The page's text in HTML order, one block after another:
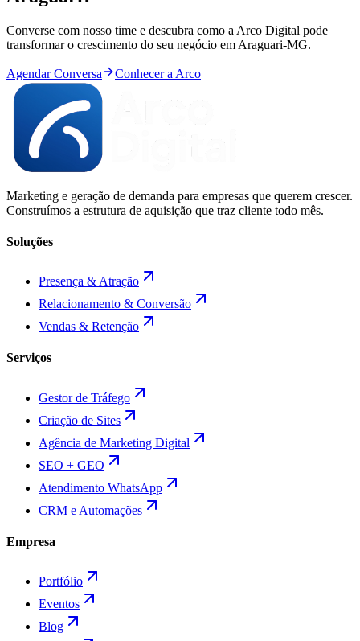
Converse com nosso time e descubra como a Arco Digital pode
transformar o crescimento do seu negócio em Araguari-MG.
Agendar Conversa Conhecer a Arco
Marketing e geração de demanda para empresas que querem crescer.
Construímos a estrutura de aquisição que traz cliente todo mês.
Soluções
Presença & Atração
Relacionamento & Conversão
Vendas & Retenção
Serviços
Gestor de Tráfego
Criação de Sites
Agência de Marketing Digital
SEO + GEO
Atendimento WhatsApp
CRM e Automações
Empresa
Portfólio
Eventos
Blog